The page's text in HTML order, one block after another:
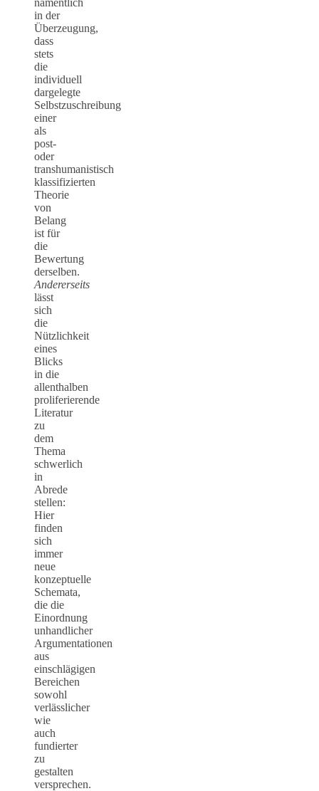
in der
Überzeugung,
dass
stets
die
individuell
dargelegte
Selbstzuschreibung
einer
als
post-
oder
transhumanistisch
klassifizierten
Theorie
von
Belang
ist für
die
Bewertung
derselben.
Andererseits
lässt
sich
die
Nützlichkeit
eines
Blicks
in die
allenthalben
proliferierende
Literatur
zu
dem
Thema
schwerlich
in
Abrede
stellen:
Hier
finden
sich
immer
neue
konzeptuelle
Schemata,
die die
Einordnung
unhandlicher
Argumentationen
aus
einschlägigen
Bereichen
sowohl
verlässlicher
wie
auch
fundierter
zu
gestalten
versprechen.